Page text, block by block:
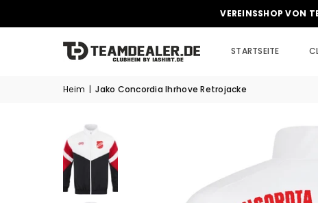
VEREINSSHOP VON
STARTSEITE
Heim | Jako Concordia Ihrhove Retrojacke